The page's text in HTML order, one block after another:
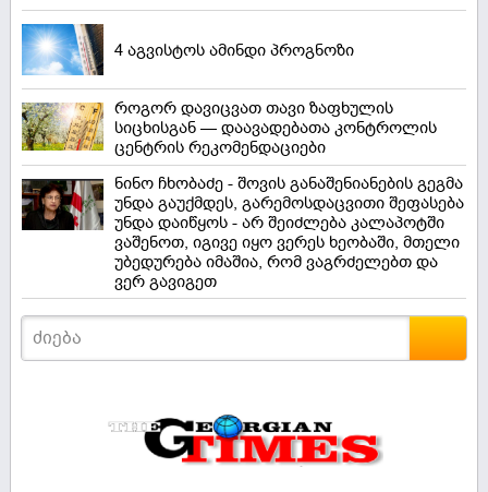
4 აგვისტოს ამინდი პროგნოზი
როგორ დავიცვათ თავი ზაფხულის
სიცხისგან — დაავადებათა კონტროლის
ცენტრის რეკომენდაციები
ნინო ჩხობაძე - შოვის განაშენიანების გეგმა
უნდა გაუქმდეს, გარემოსდაცვითი შეფასება
უნდა დაიწყოს - არ შეიძლება კალაპოტში
ვაშენოთ, იგივე იყო ვერეს ხეობაში, მთელი
უბედურება იმაშია, რომ ვაგრძელებთ და
ვერ გავიგეთ